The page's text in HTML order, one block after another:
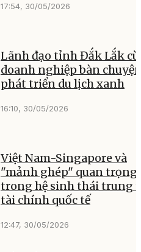
17:54, 30/05/2026
Lãnh đạo tỉnh Đắk Lắk
doanh nghiệp bàn
phát triển du lịch xanh
16:10, 30/05/2026
Việt Nam-Singapore và
"mảnh ghép" quan trọng
trong hệ sinh thái trung
tài chính quốc tế
12:47, 30/05/2026